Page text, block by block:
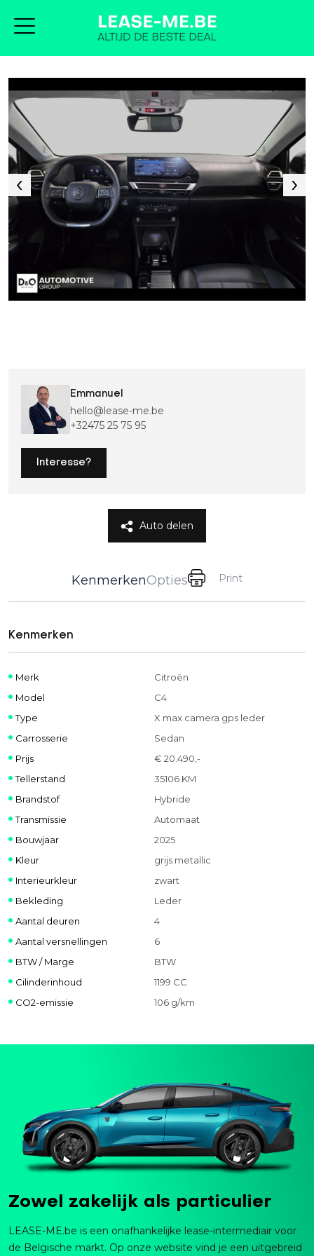
Emmanuel
hello@lease-me.be
+32475 25 75 95
Interesse?
Auto delen
KenmerkenOpties Print
Kenmerken
Merk
Citroën
Model
C4
Type
X max camera gps leder
Carrosserie
Sedan
Prijs
€ 20.490,-
Tellerstand
35106 KM
Brandstof
Hybride
Transmissie
Automaat
Bouwjaar
2025
Kleur
grijs metallic
Interieurkleur
zwart
Bekleding
Leder
Aantal deuren
4
Aantal versnellingen
6
BTW / Marge
BTW
Cilinderinhoud
1199 CC
CO2-emissie
106 g/km
Zowel zakelijk als particulier
LEASE-ME.be is een onafhankelijke lease-intermediair voor
de Belgische markt. Op onze website vind je een uitgebreid